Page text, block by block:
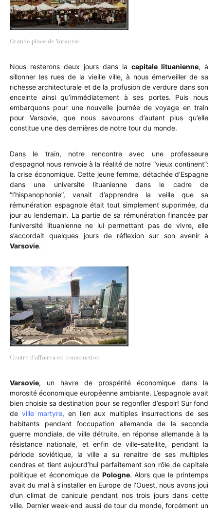
Grande place de Varsovie
Nous resterons deux jours dans la capitale lituanienne, à
sillonner les rues de la vieille ville, à nous émerveiller de sa
richesse architecturale et de la profusion de verdure dans son
enceinte ainsi qu’immédiatement à ses portes. Puis nous
embarquons pour une nouvelle journée de voyage en train
pour Varsovie, que nous savourons d’autant plus qu’elle
constitue une des dernières de notre tour du monde.
Dans le train, notre rencontre avec une professeure
d’espagnol nous renvoie à la réalité de notre “vieux continent”:
la crise économique. Cette jeune femme, détachée d’Espagne
dans une université lituanienne dans le cadre de
“l’hispanophonie”, venait d’apprendre la veille que sa
rémunération espagnole était tout simplement supprimée, du
jour au lendemain. La partie de sa rémunération financée par
l’université lituanienne ne lui permettant pas de vivre, elle
s’accordait quelques jours de réflexion sur son avenir à
Varsovie.
Centre d’affaires en construction
Varsovie, un havre de prospérité économique dans la
morosité économique européenne ambiante. L’espagnole avait
bien choisie sa destination pour se regonfler d’espoir! Sur fond
de ville martyre, en lien aux multiples insurrections de ses
habitants pendant l’occupation allemande de la seconde
guerre mondiale, de ville détruite, en réponse allemande à la
résistance nationale, et enfin de ville-satellite, pendant la
période soviétique, la ville a su renaitre de ses multiples
cendres et tient aujourd’hui parfaitement son rôle de capitale
politique et économique de Pologne. Alors que le printemps
avait du mal à s’installer en Europe de l’Ouest, nous avons joui
d’un climat de canicule pendant nos trois jours dans cette
ville. Dernier week-end aussi de tour du monde, forcément un